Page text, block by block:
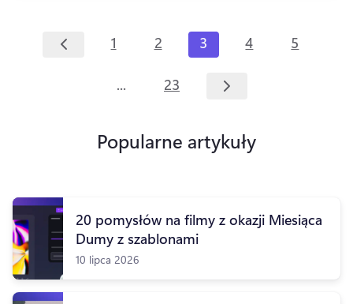
1 2 3 4 5
... 23
Popularne artykuły
20 pomysłów na filmy z okazji Miesiąca
Dumy z szablonami
10 lipca 2026